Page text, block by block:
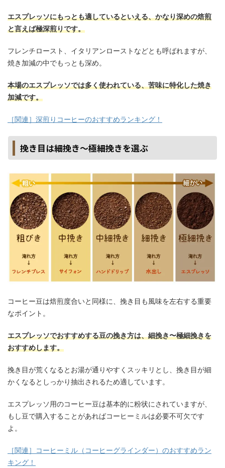
エスプレッソにもっとも適しているといえる、かなり深めの焙煎
と言えば極深煎りです。
フレンチロースト、イタリアンローストなどとも呼ばれますが、
焼き加減の中でもっとも深め。
本場のエスプレッソでは多く使われている、苦味に特化した焼き
加減です。
［関連］深煎りコーヒーのおすすめランキング！
挽き目は細挽き～極細挽きを選ぶ
コーヒー豆は焙煎度合いと同様に、挽き目も風味を左右する重要
なポイント。
エスプレッソでおすすめする豆の挽き方は、細挽き〜極細挽きを
おすすめします。
挽き目が荒くなるとお湯が通りやすくスッキリとし、挽き目が細
かくなるとしっかり抽出されるため適しています。
エスプレッソ用のコーヒー豆は基本的に粉状にされていますが、
もし豆で購入することがあればコーヒーミルは必要不可欠です
よ。
［関連］コーヒーミル（コーヒーグラインダー）のおすすめラン
キング！